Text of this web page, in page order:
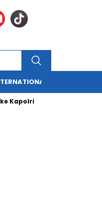
Cabup dan Cawali